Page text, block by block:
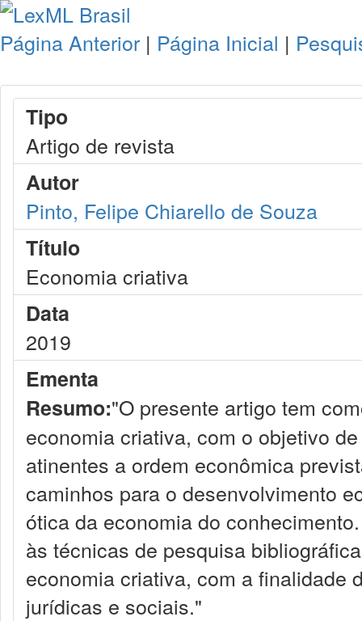
Página Anterior | Página Inicial |
Tipo
Artigo de revista
Autor
Pinto, Felipe Chiarello de Souza
Título
Economia criativa
Data
2019
Ementa
Resumo:"O presente artigo tem
economia criativa, com o objetivo
atinentes a ordem econômica
caminhos para o desenvolvimento
ótica da economia do
às técnicas de pesquisa
economia criativa, com a finalidade
jurídicas e sociais."